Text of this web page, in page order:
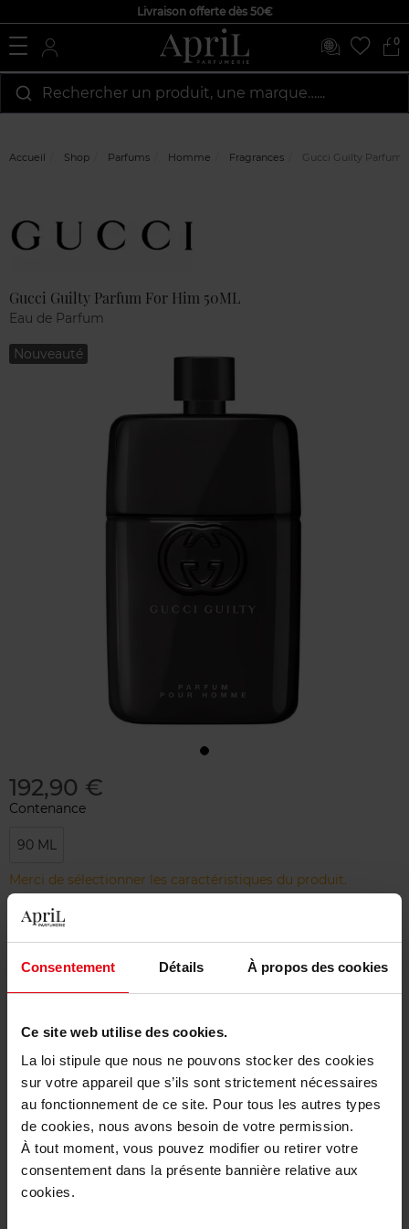
Consentement Détails À propos des cookies
Ce site web utilise des cookies.
La loi stipule que nous ne pouvons stocker des cookies
sur votre appareil que s’ils sont strictement nécessaires
au fonctionnement de ce site. Pour tous les autres types
de cookies, nous avons besoin de votre permission.
À tout moment, vous pouvez modifier ou retirer votre
consentement dans la présente bannière relative aux
cookies.
Livraison offerte dès 50€
0
Rechercher un produit, une marque…...
Accueil Shop Parfums Homme Fragrances Gucci Guilty Parfum
Gucci Guilty Parfum For Him 50ML
Eau de Parfum
Nouveauté
192,90 €
Contenance
90 ML
Merci de sélectionner les caractéristiques du produit.
Livraison gratuite à partir de 50€
Description
Caractéristiques